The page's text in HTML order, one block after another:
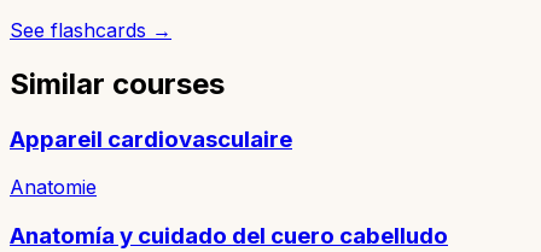
See flashcards →
Similar courses
Appareil cardiovasculaire
Anatomie
Anatomía y cuidado del cuero cabelludo